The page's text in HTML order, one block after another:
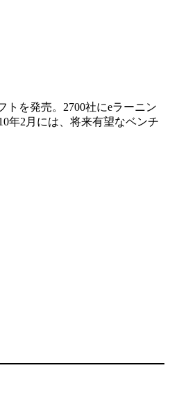
を発売。2700社にeラーニン
年2月には、将来有望なベンチ